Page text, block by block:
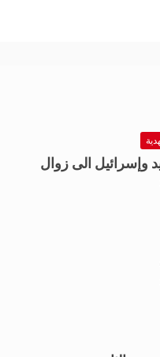
وإسرائيل الى زوال